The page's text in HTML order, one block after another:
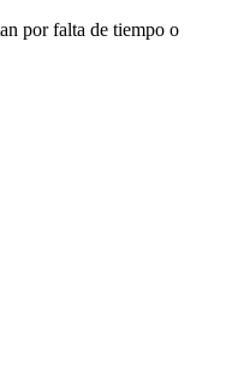
por falta de tiempo o